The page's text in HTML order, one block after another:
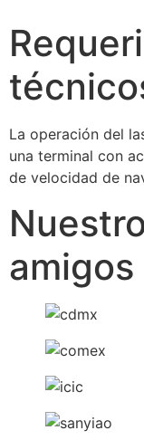
La operación del
una terminal con
de velocidad de
amigos